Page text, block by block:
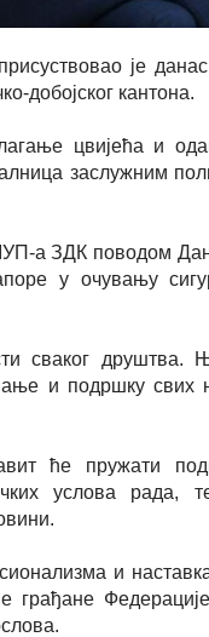
је
добојског кантона.
цвијећа и
заслужним
а ЗДК поводом
у очувању
сваког друштва.
и подршку свих
ће пружати
услова рада,
и
грађане